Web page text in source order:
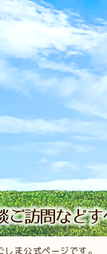
しま公式ページです。